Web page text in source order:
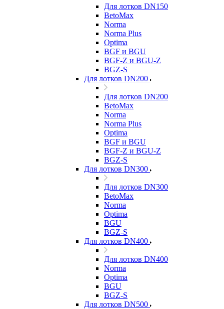
Для лотков DN150
BetoMax
Norma
Norma Plus
Optima
BGF и BGU
BGF-Z и BGU-Z
BGZ-S
Для лотков DN200
Для лотков DN200
BetoMax
Norma
Norma Plus
Optima
BGF и BGU
BGF-Z и BGU-Z
BGZ-S
Для лотков DN300
Для лотков DN300
BetoMax
Norma
Optima
BGU
BGZ-S
Для лотков DN400
Для лотков DN400
Norma
Optima
BGU
BGZ-S
Для лотков DN500